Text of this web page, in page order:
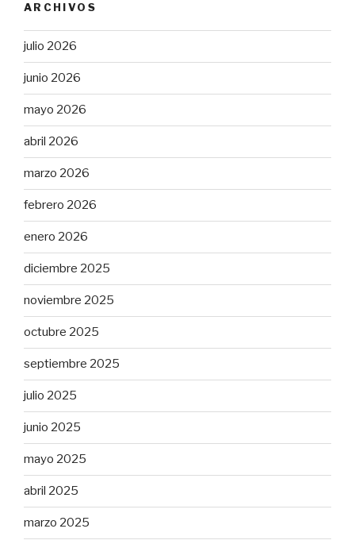
ARCHIVOS
julio 2026
junio 2026
mayo 2026
abril 2026
marzo 2026
febrero 2026
enero 2026
diciembre 2025
noviembre 2025
octubre 2025
septiembre 2025
julio 2025
junio 2025
mayo 2025
abril 2025
marzo 2025